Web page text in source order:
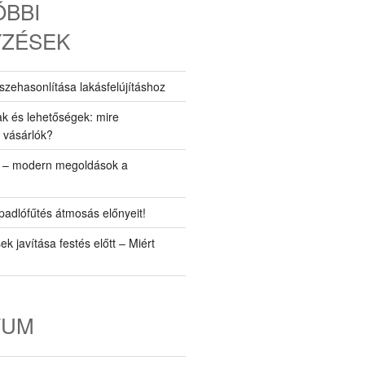
lakásfelújításhoz
és lehetőségek: mire
modern megoldások a
átmosás előnyeit!
javítása festés előtt – Miért